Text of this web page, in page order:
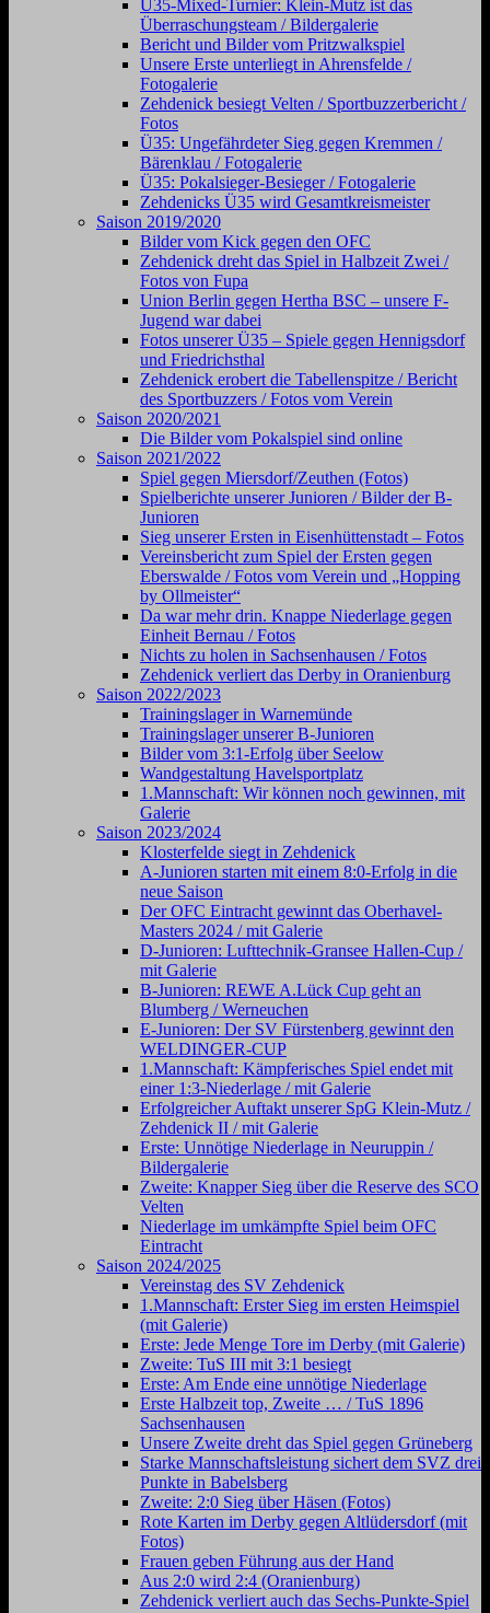
Ü35-Mixed-Turnier: Klein-Mutz ist das
Überraschungsteam / Bildergalerie
Bericht und Bilder vom Pritzwalkspiel
Unsere Erste unterliegt in Ahrensfelde /
Fotogalerie
Zehdenick besiegt Velten / Sportbuzzerbericht /
Fotos
Ü35: Ungefährdeter Sieg gegen Kremmen /
Bärenklau / Fotogalerie
Ü35: Pokalsieger-Besieger / Fotogalerie
Zehdenicks Ü35 wird Gesamtkreismeister
Saison 2019/2020
Bilder vom Kick gegen den OFC
Zehdenick dreht das Spiel in Halbzeit Zwei /
Fotos von Fupa
Union Berlin gegen Hertha BSC – unsere F-
Jugend war dabei
Fotos unserer Ü35 – Spiele gegen Hennigsdorf
und Friedrichsthal
Zehdenick erobert die Tabellenspitze / Bericht
des Sportbuzzers / Fotos vom Verein
Saison 2020/2021
Die Bilder vom Pokalspiel sind online
Saison 2021/2022
Spiel gegen Miersdorf/Zeuthen (Fotos)
Spielberichte unserer Junioren / Bilder der B-
Junioren
Sieg unserer Ersten in Eisenhüttenstadt – Fotos
Vereinsbericht zum Spiel der Ersten gegen
Eberswalde / Fotos vom Verein und „Hopping
by Ollmeister“
Da war mehr drin. Knappe Niederlage gegen
Einheit Bernau / Fotos
Nichts zu holen in Sachsenhausen / Fotos
Zehdenick verliert das Derby in Oranienburg
Saison 2022/2023
Trainingslager in Warnemünde
Trainingslager unserer B-Junioren
Bilder vom 3:1-Erfolg über Seelow
Wandgestaltung Havelsportplatz
1.Mannschaft: Wir können noch gewinnen, mit
Galerie
Saison 2023/2024
Klosterfelde siegt in Zehdenick
A-Junioren starten mit einem 8:0-Erfolg in die
neue Saison
Der OFC Eintracht gewinnt das Oberhavel-
Masters 2024 / mit Galerie
D-Junioren: Lufttechnik-Gransee Hallen-Cup /
mit Galerie
B-Junioren: REWE A.Lück Cup geht an
Blumberg / Werneuchen
E-Junioren: Der SV Fürstenberg gewinnt den
WELDINGER-CUP
1.Mannschaft: Kämpferisches Spiel endet mit
einer 1:3-Niederlage / mit Galerie
Erfolgreicher Auftakt unserer SpG Klein-Mutz /
Zehdenick II / mit Galerie
Erste: Unnötige Niederlage in Neuruppin /
Bildergalerie
Zweite: Knapper Sieg über die Reserve des SCO
Velten
Niederlage im umkämpfte Spiel beim OFC
Eintracht
Saison 2024/2025
Vereinstag des SV Zehdenick
1.Mannschaft: Erster Sieg im ersten Heimspiel
(mit Galerie)
Erste: Jede Menge Tore im Derby (mit Galerie)
Zweite: TuS III mit 3:1 besiegt
Erste: Am Ende eine unnötige Niederlage
Erste Halbzeit top, Zweite … / TuS 1896
Sachsenhausen
Unsere Zweite dreht das Spiel gegen Grüneberg
Starke Mannschaftsleistung sichert dem SVZ drei
Punkte in Babelsberg
Zweite: 2:0 Sieg über Häsen (Fotos)
Rote Karten im Derby gegen Altlüdersdorf (mit
Fotos)
Frauen geben Führung aus der Hand
Aus 2:0 wird 2:4 (Oranienburg)
Zehdenick verliert auch das Sechs-Punkte-Spiel